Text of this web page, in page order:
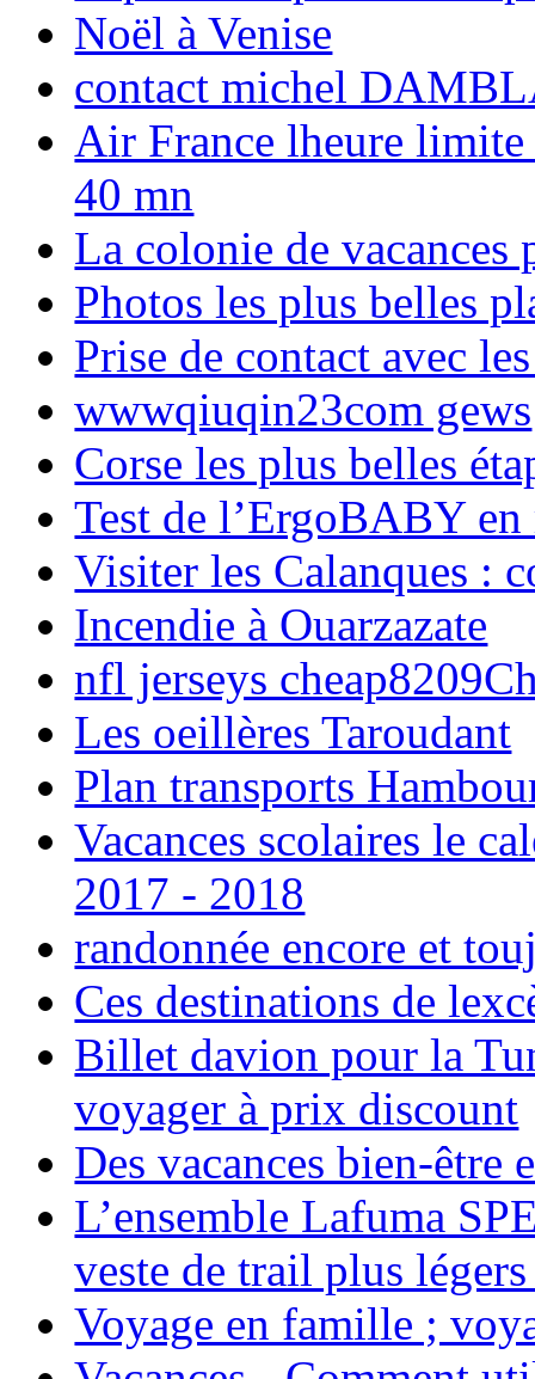
Noël à Venise
contact michel
Air France lheure limite
40 mn
La colonie de vacances
Photos les plus belles
Prise de contact avec
wwwqiuqin23com gews
Corse les plus belles
Test de l’ErgoBABY en
Visiter les Calanques :
Incendie à Ouarzazate
nfl jerseys
Les oeillères Taroudant
Plan transports
Vacances scolaires le
2017 - 2018
randonnée encore et
Ces destinations de
Billet davion pour la
voyager à prix discount
Des vacances bien-être
L’ensemble Lafuma
veste de trail plus
Voyage en famille ;